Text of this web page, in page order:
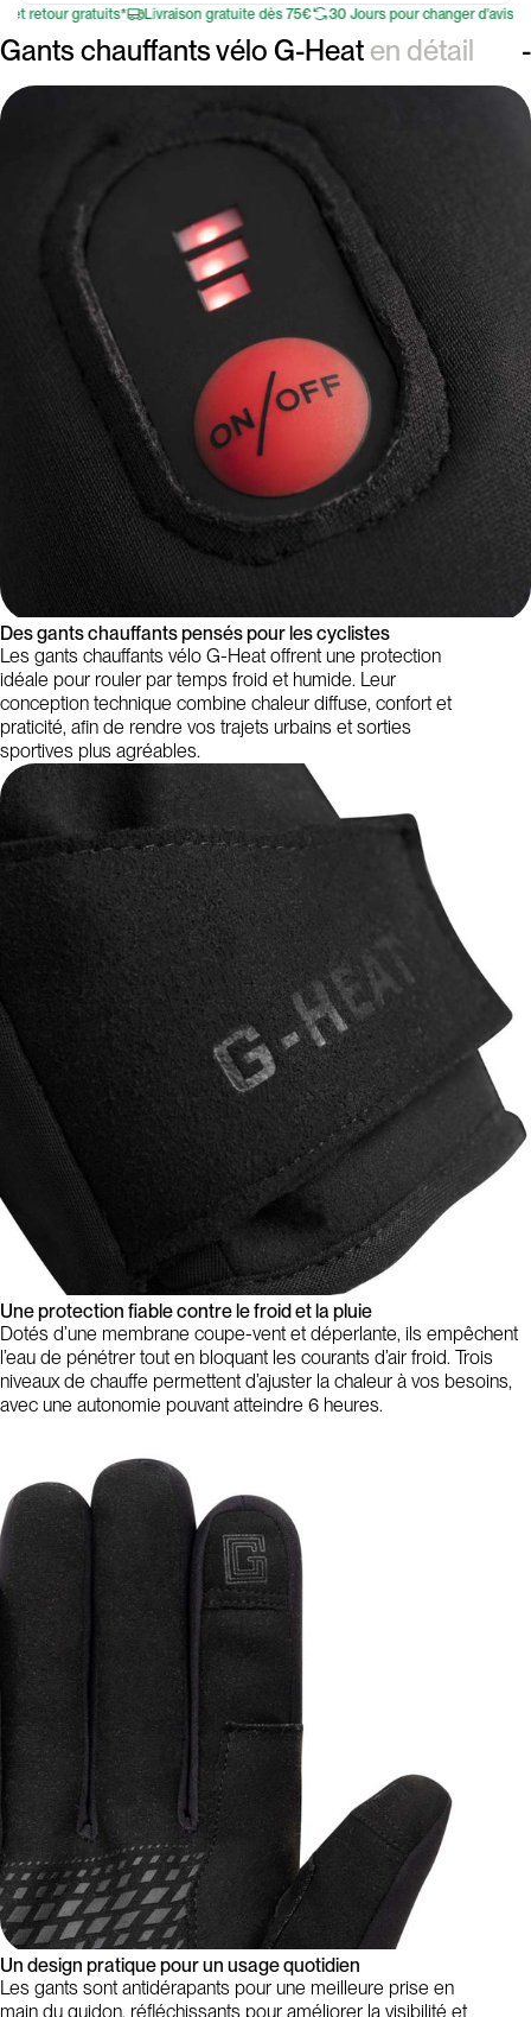
retour gratuits* Livraison gratuite dès 75€ 30 Jours pour changer d'avis
Gants chauffants vélo G-Heat en détail
Des gants chauffants pensés pour les cyclistes
Les gants chauffants vélo G-Heat offrent une protection
idéale pour rouler par temps froid et humide. Leur
conception technique combine chaleur diffuse, confort et
praticité, afin de rendre vos trajets urbains et sorties
sportives plus agréables.
Une protection fiable contre le froid et la pluie
Dotés d’une membrane coupe-vent et déperlante, ils empêchent
l’eau de pénétrer tout en bloquant les courants d’air froid. Trois
niveaux de chauffe permettent d’ajuster la chaleur à vos besoins,
avec une autonomie pouvant atteindre 6 heures.
Un design pratique pour un usage quotidien
Les gants sont antidérapants pour une meilleure prise en
main du guidon, réfléchissants pour améliorer la visibilité et